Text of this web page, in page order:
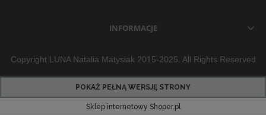
INFORMACJE
Copyright LUNA Natalia Matysiak 2015-2025. All Rights Reserved
POKAŻ PEŁNĄ WERSJĘ STRONY
Sklep internetowy Shoper.pl